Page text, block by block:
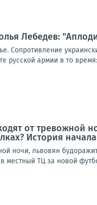
Лебедев:
Сопротивление
русской армии в то
от тревожной
История
ночи, львовян
местный ТЦ за новой